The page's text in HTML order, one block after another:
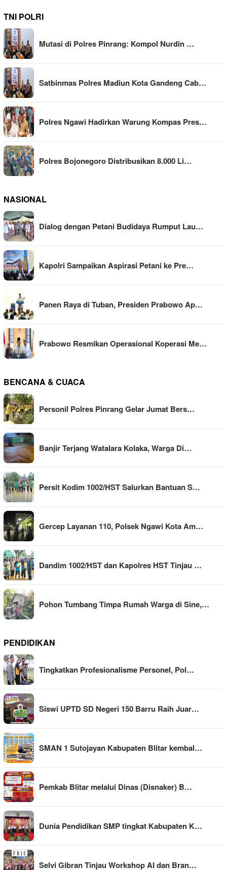
TNI POLRI
Mutasi di Polres Pinrang: Kompol Nurdin …
Satbinmas Polres Madiun Kota Gandeng Cab…
Polres Ngawi Hadirkan Warung Kompas Pres…
Polres Bojonegoro Distribusikan 8.000 Li…
NASIONAL
Dialog dengan Petani Budidaya Rumput Lau…
Kapolri Sampaikan Aspirasi Petani ke Pre…
Panen Raya di Tuban, Presiden Prabowo Ap…
Prabowo Resmikan Operasional Koperasi Me…
BENCANA & CUACA
Personil Polres Pinrang Gelar Jumat Bers…
Banjir Terjang Watalara Kolaka, Warga Di…
Persit Kodim 1002/HST Salurkan Bantuan S…
Gercep Layanan 110, Polsek Ngawi Kota Am…
Dandim 1002/HST dan Kapolres HST Tinjau …
Pohon Tumbang Timpa Rumah Warga di Sine,…
PENDIDIKAN
Tingkatkan Profesionalisme Personel, Pol…
Siswi UPTD SD Negeri 150 Barru Raih Juar…
SMAN 1 Sutojayan Kabupaten Blitar kembal…
Pemkab Blitar melalui Dinas (Disnaker) B…
Dunia Pendidikan SMP tingkat Kabupaten K…
Selvi Gibran Tinjau Workshop AI dan Bran…